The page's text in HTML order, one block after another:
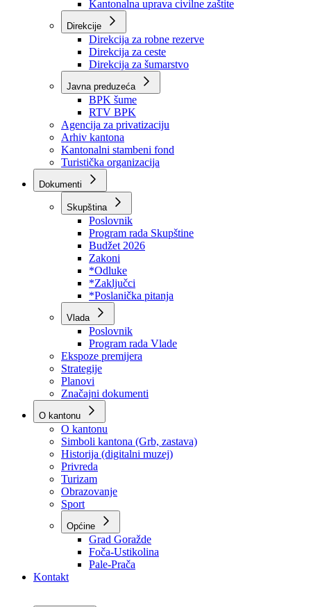
Kantonalna uprava za inspekcijske poslove
Kantonalna uprava civilne zaštite
Direkcije
Direkcija za robne rezerve
Direkcija za ceste
Direkcija za šumarstvo
Javna preduzeća
BPK šume
RTV BPK
Agencija za privatizaciju
Arhiv kantona
Kantonalni stambeni fond
Turistička organizacija
Dokumenti
Skupština
Poslovnik
Program rada Skupštine
Budžet 2026
Zakoni
*Odluke
*Zaključci
*Poslanička pitanja
Vlada
Poslovnik
Program rada Vlade
Ekspoze premijera
Strategije
Planovi
Značajni dokumenti
O kantonu
O kantonu
Simboli kantona (Grb, zastava)
Historija (digitalni muzej)
Privreda
Turizam
Obrazovanje
Sport
Općine